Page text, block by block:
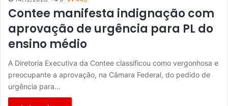
Contee manifesta indignação com
aprovação de urgência para PL do
ensino médio
A Diretoria Executiva da Contee classificou como vergonhosa e
preocupante a aprovação, na Câmara Federal, do pedido de
urgência para…